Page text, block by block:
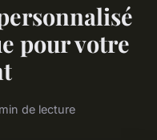
pour votre
de lecture